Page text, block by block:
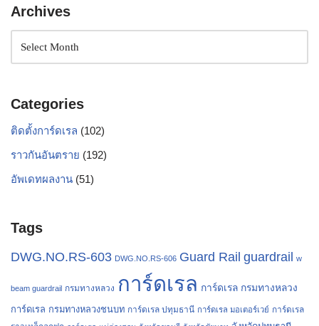
Archives
Categories
ติดตั้งการ์ดเรล (102)
ราวกันอันตราย (192)
อัพเดทผลงาน (51)
Tags
DWG.NO.RS-603 DWG.NO.RS-606 Guard Rail guardrail w
beam guardrail กรมทางหลวง การ์ดเรล การ์ดเรล กรมทางหลวง
การ์ดเรล กรมทางหลวงชนบท การ์ดเรล ปทุมธานี การ์ดเรล มอเตอร์เวย์ การ์ดเรล